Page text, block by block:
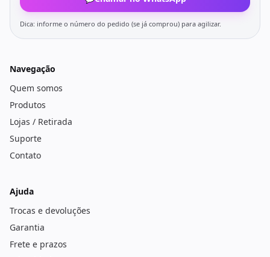
Dica: informe o número do pedido (se já comprou) para agilizar.
Navegação
Quem somos
Produtos
Lojas / Retirada
Suporte
Contato
Ajuda
Trocas e devoluções
Garantia
Frete e prazos